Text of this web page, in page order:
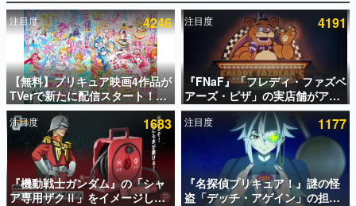
電ファミのいま読まれている記事ランキング
アプリセール情報
インタビュー
連載・特集一覧
殿堂入り記事
SNS拡散数が数千以上！ ページビュー数万以上！ などな
ど。多くの人々に読まれた、電ファミ渾身の“殿堂入り”記
注目度 4246
【無料】プリキュア映画4作品が
TVerで新たに配信スタート！な
んと2018年～2024年の映画ほぼ
すべてが見放題に、ぶっちゃけ
ありえないラインナップ
注目度 4191
『FNaF』「フレディ・ファズベ
アーズ・ピザ」の実店舗がアメ
リカの商業施設「American
Dream」に2027年オープン！
ScottGamesとの共同開発、食
事だけでなくステージショーや
没入型のホラー体験も楽しめる
注目度 1683
『機動戦士ガンダム』の「シャ
ア専用ザクⅡ」をイメージした
注目度 1177
『名探偵プリキュア！』謎の怪
盗「デッチ・アゲイン」の担当